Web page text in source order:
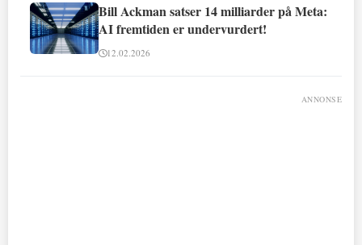
Bill Ackman satser 14 milliarder på Meta:
AI fremtiden er undervurdert!
12.02.2026
ANNONSE